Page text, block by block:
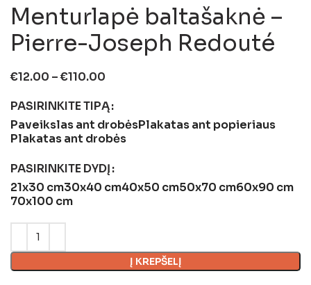
Menturlapė baltašaknė –
Pierre-Joseph Redouté
€12.00 –€110.00
PASIRINKITE TIPĄ
Paveikslas ant drobėsPlakatas ant popieriaus
Plakatas ant drobės
PASIRINKITE DYDĮ
21x30 cm30x40 cm40x50 cm50x70 cm60x90 cm
70x100 cm
Į KREPŠELĮ